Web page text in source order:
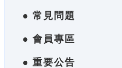
● 常見問題
● 會員專區
● 重要公告